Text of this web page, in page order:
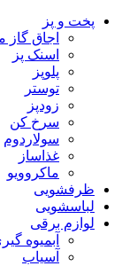
پخت و پز
اجاق گاز
اسنک پز
پلوپز
توستر
زودپز
سرخ کن
سولاردوم
غذاساز
ماکروویو
ظرفشویی
لباسشویی
لوازم برقی
آبمیوه
آسیاب